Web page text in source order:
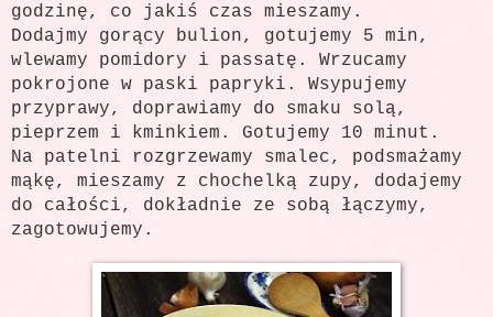
godzinę, co jakiś czas mieszamy.
Dodajmy gorący bulion, gotujemy 5 min,
wlewamy pomidory i passatę. Wrzucamy
pokrojone w paski papryki. Wsypujemy
przyprawy, doprawiamy do smaku solą,
pieprzem i kminkiem. Gotujemy 10 minut.
Na patelni rozgrzewamy smalec, podsmażamy
mąkę, mieszamy z chochelką zupy, dodajemy
do całości, dokładnie ze sobą łączymy,
zagotowujemy.